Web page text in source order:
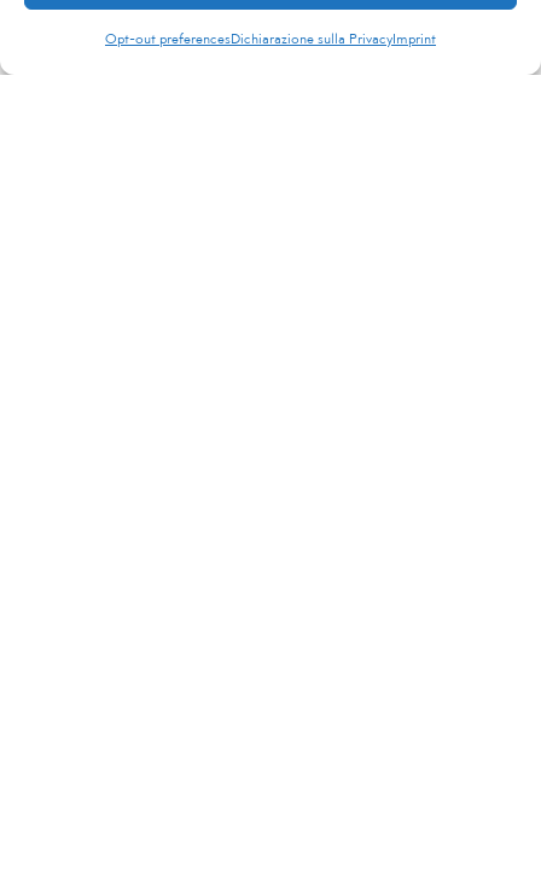
Opt-out preferencesDichiarazione sulla Privacy Imprint